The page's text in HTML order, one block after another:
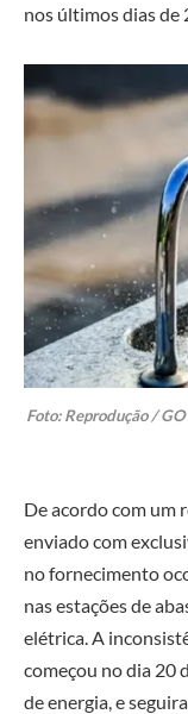
nos últimos dias de
Foto:
De acordo com um
enviado com
no fornecimento
nas estações de
elétrica. A
começou no dia 20
de energia, e